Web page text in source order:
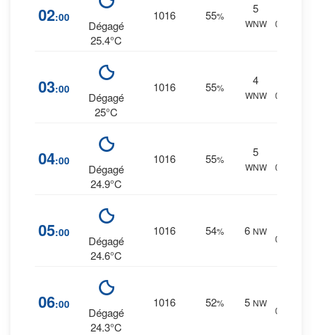
02:00
Dégagé
25.4°C
1016 55%
5
WNW
0 mm.
03:00
Dégagé
25°C
1016 55%
4
WNW
0 mm.
04:00
Dégagé
24.9°C
1016 55%
5
WNW
0 mm.
05:00
Dégagé
24.6°C
1016 54% 6 NW
0 mm.
06:00
Dégagé
24.3°C
1016 52% 5 NW
0 mm.